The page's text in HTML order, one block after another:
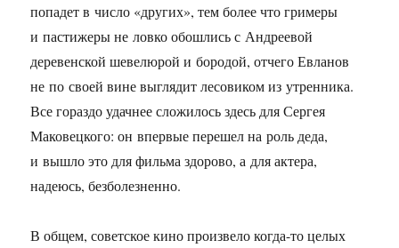
попадет в число «других», тем более что гримеры
и пастижеры не ловко обошлись с Андреевой
деревенской шевелюрой и бородой, отчего Евланов
не по своей вине выглядит лесовиком из утренника.
Все гораздо удачнее сложилось здесь для Сергея
Маковецкого: он впервые перешел на роль деда,
и вышло это для фильма здорово, а для актера,
надеюсь, безболезненно.
В общем, советское кино произвело когда-то целых